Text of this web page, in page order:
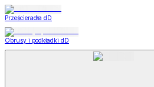
Prześcieradła dD
Obrusy i podkładki dD